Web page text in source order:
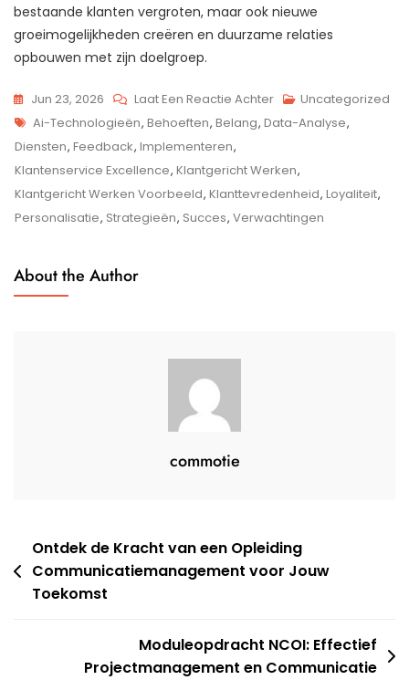
bestaande klanten vergroten, maar ook nieuwe
groeimogelijkheden creëren en duurzame relaties
opbouwen met zijn doelgroep.
Jun 23, 2026 Laat Een Reactie AchterOp
Voorbeeld
Klantgericht
Werken:
Succesvolle
Uncategorized
Tags
Ai-Technologieën, Behoeften, Belang, Data-Analyse,
Diensten, Feedback, Implementeren,
Klantenservice Excellence, Klantgericht Werken,
Klantgericht Werken Voorbeeld, Klanttevredenheid, Loyaliteit,
Personalisatie, Strategieën, Succes, Verwachtingen
About the Author
commotie
Berichtnavigatie
Ontdek de Kracht van een Opleiding
Communicatiemanagement voor Jouw
Toekomst
Moduleopdracht NCOI: Effectief
Projectmanagement en Communicatie